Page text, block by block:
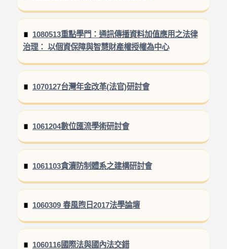
1080513重點學門：通訊傳播資料加值應用之法律
治理： 以個資保障與智慧財產權授權為中心
1070127台灣年金改革(法官)研討會
1061204數位匯流學術研討會
1061103貪瀆防制體系之建構研討會
1060309 春風煦日2017法學論壇
1060116國際法與國內法交錯